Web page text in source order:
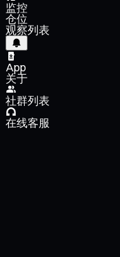
监控
仓位
观察列表
App
关于
社群列表
在线客服